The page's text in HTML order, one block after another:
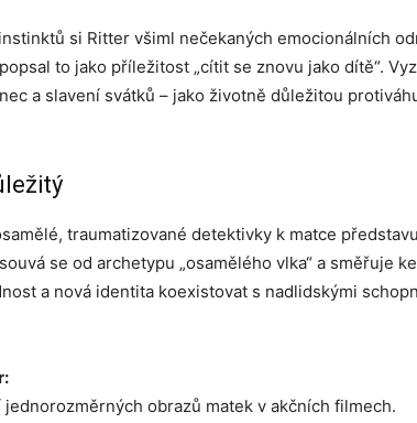
si Ritter všiml nečekaných emocionálních
to jako příležitost „cítit se znovu jako dítě“.
a slavení svátků – jako životně důležitou
traumatizované detektivky k matce
se od archetypu „osamělého vlka“ a směřuje
a nová identita koexistovat s nadlidskými
jednorozměrných obrazů matek v akčních filmech.